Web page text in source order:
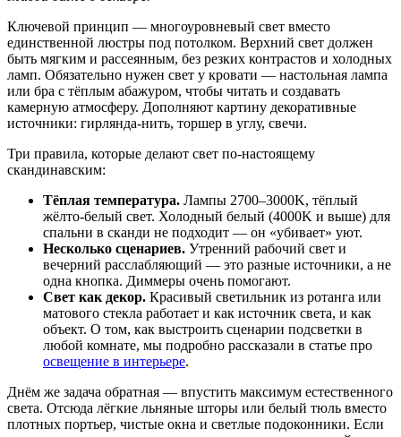
Ключевой принцип — многоуровневый свет вместо
единственной люстры под потолком. Верхний свет должен
быть мягким и рассеянным, без резких контрастов и холодных
ламп. Обязательно нужен свет у кровати — настольная лампа
или бра с тёплым абажуром, чтобы читать и создавать
камерную атмосферу. Дополняют картину декоративные
источники: гирлянда-нить, торшер в углу, свечи.
Три правила, которые делают свет по-настоящему
скандинавским:
Тёплая температура. Лампы 2700–3000K, тёплый
жёлто-белый свет. Холодный белый (4000K и выше) для
спальни в сканди не подходит — он «убивает» уют.
Несколько сценариев. Утренний рабочий свет и
вечерний расслабляющий — это разные источники, а не
одна кнопка. Диммеры очень помогают.
Свет как декор. Красивый светильник из ротанга или
матового стекла работает и как источник света, и как
объект. О том, как выстроить сценарии подсветки в
любой комнате, мы подробно рассказали в статье про
освещение в интерьере.
Днём же задача обратная — впустить максимум естественного
света. Отсюда лёгкие льняные шторы или белый тюль вместо
плотных портьер, чистые окна и светлые подоконники. Если